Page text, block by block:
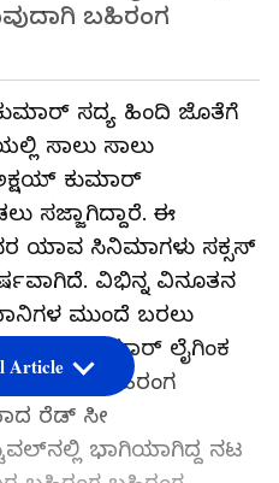
ಬಹಿರಂಗ
ಸದ್ಯ ಹಿಂದಿ ಜೊತೆಗೆ
ಸಾಲು ಸಾಲು
ಕುಮಾರ್
ಸಜ್ಜಾಗಿದ್ದಾರೆ. ಈ
ಯಾವ ಸಿನಿಮಾಗಳು ಸಕ್ಸಸ್
ವಿಭಿನ್ನ ವಿನೂತನ
ಮುಂದೆ ಬರಲು
ಅಕ್ಷಯ್ ಕುಮಾರ್ ಲೈಗಿಂಕ
ಬಹಿರಂಗ
ರೆಡ್ ಸೀ
ಭಾಗಿಯಾಗಿದ್ದ ನಟ
Article